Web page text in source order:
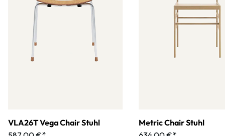
VLA26T Vega Chair Stuhl
Metric Chair Stuhl